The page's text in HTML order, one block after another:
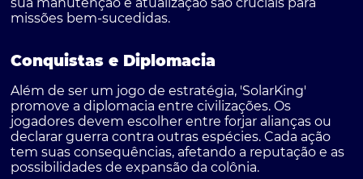
sua manutenção e atualização são cruciais para
missões bem-sucedidas.
Conquistas e Diplomacia
Além de ser um jogo de estratégia, 'SolarKing'
promove a diplomacia entre civilizações. Os
jogadores devem escolher entre forjar alianças ou
declarar guerra contra outras espécies. Cada ação
tem suas consequências, afetando a reputação e as
possibilidades de expansão da colônia.